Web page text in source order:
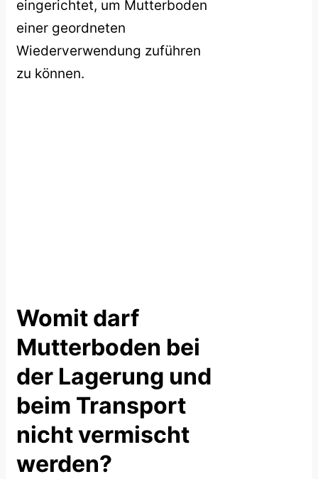
eingerichtet, um Mutterboden
einer geordneten
Wiederverwendung zuführen
zu können.
Womit darf
Mutterboden bei
der Lagerung und
beim Transport
nicht vermischt
werden?